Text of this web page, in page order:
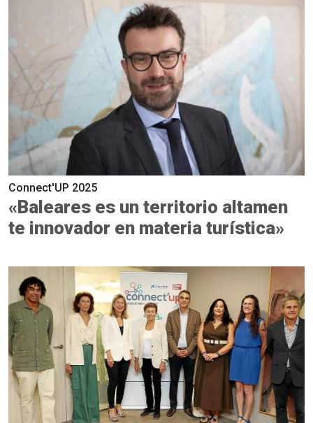
Connect'UP 2025
«Baleares es un territorio altamen
te innovador en materia turística»